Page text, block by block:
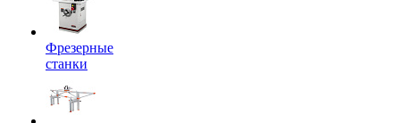
Фрезерные
станки